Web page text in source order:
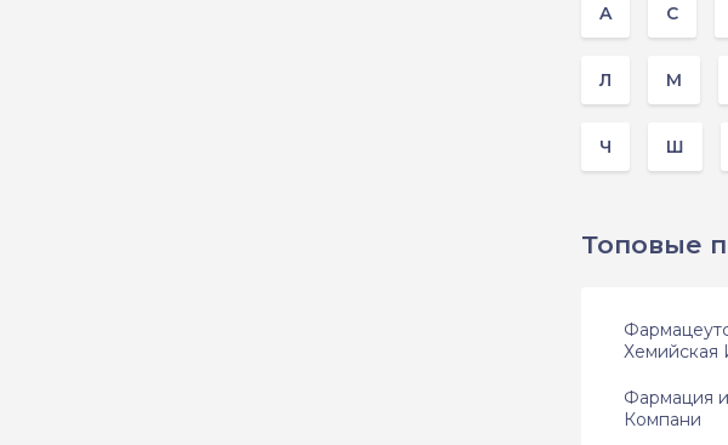
A C
Л М
Ч Ш
Топовые
Хемийская
Фармация
Компани